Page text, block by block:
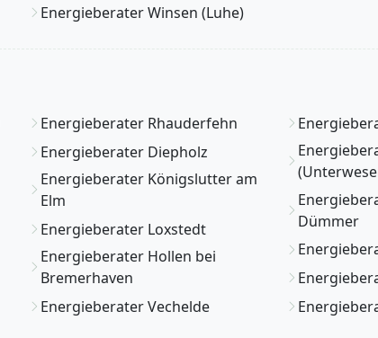
Energieberater Winsen (Luhe)
Energieberater Rhauderfehn
Energieberater Diepholz
Energieberater Königslutter am
Elm
Energieberater Loxstedt
Energieberater Hollen bei
Bremerhaven
Energieberater Vechelde
Dümmer